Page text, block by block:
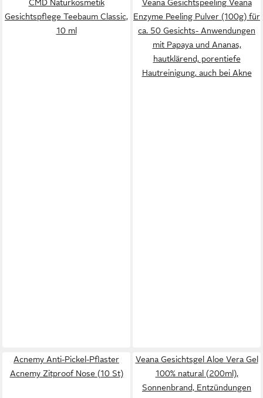
CMD Naturkosmetik
Gesichtspflege Teebaum Classic,
10 ml
Veana Gesichtspeeling Veana
Enzyme Peeling Pulver (100g) für
ca. 50 Gesichts- Anwendungen
mit Papaya und Ananas,
hautklärend, porentiefe
Hautreinigung, auch bei Akne
Acnemy Anti-Pickel-Pflaster
Acnemy Zitproof Nose (10 St)
Veana Gesichtsgel Aloe Vera Gel
100% natural (200ml),
Sonnenbrand, Entzündungen